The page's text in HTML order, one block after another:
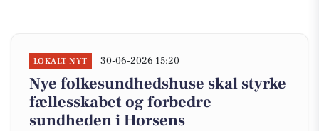
LOKALT NYT 30-06-2026 15:20
Nye folkesundhedshuse skal styrke
fællesskabet og forbedre
sundheden i Horsens